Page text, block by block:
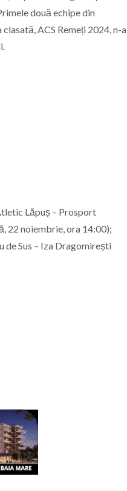
două echipe din
ACS Remeți 2024, n-a
Lăpuș – Prosport
22 noiembrie, ora 14:00);
de Sus – Iza Dragomirești